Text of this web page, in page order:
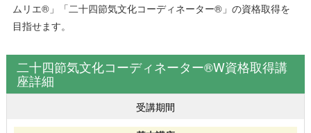
ムリエ®」「二十四節気文化コーディネーター®」の資格取得を
目指せます。
二十四節気文化コーディネーター®W資格取得講
座詳細
受講期間